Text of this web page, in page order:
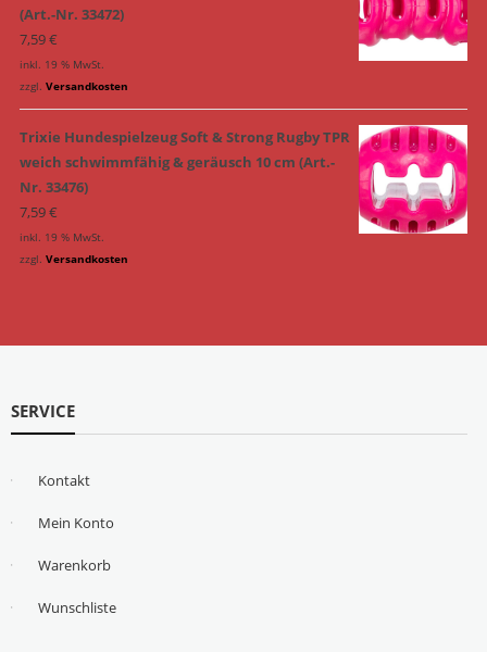
(Art.-Nr. 33472)
7,59€
inkl. 19 % MwSt.
zzgl. Versandkosten
Trixie Hundespielzeug Soft & Strong Rugby TPR
weich schwimmfähig & geräusch 10 cm (Art.-
Nr. 33476)
7,59€
inkl. 19 % MwSt.
zzgl. Versandkosten
SERVICE
Kontakt
Mein Konto
Warenkorb
Wunschliste